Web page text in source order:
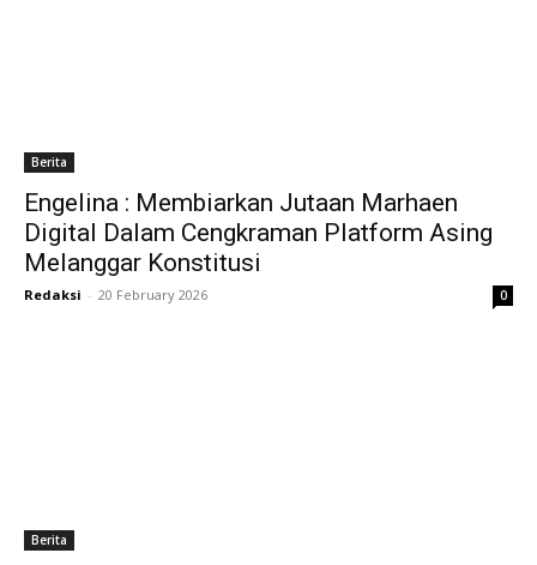
Berita
Engelina : Membiarkan Jutaan Marhaen
Digital Dalam Cengkraman Platform Asing
Melanggar Konstitusi
Redaksi - 20 February 2026 0
Berita